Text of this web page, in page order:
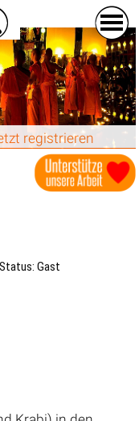
registrieren
Status: Gast